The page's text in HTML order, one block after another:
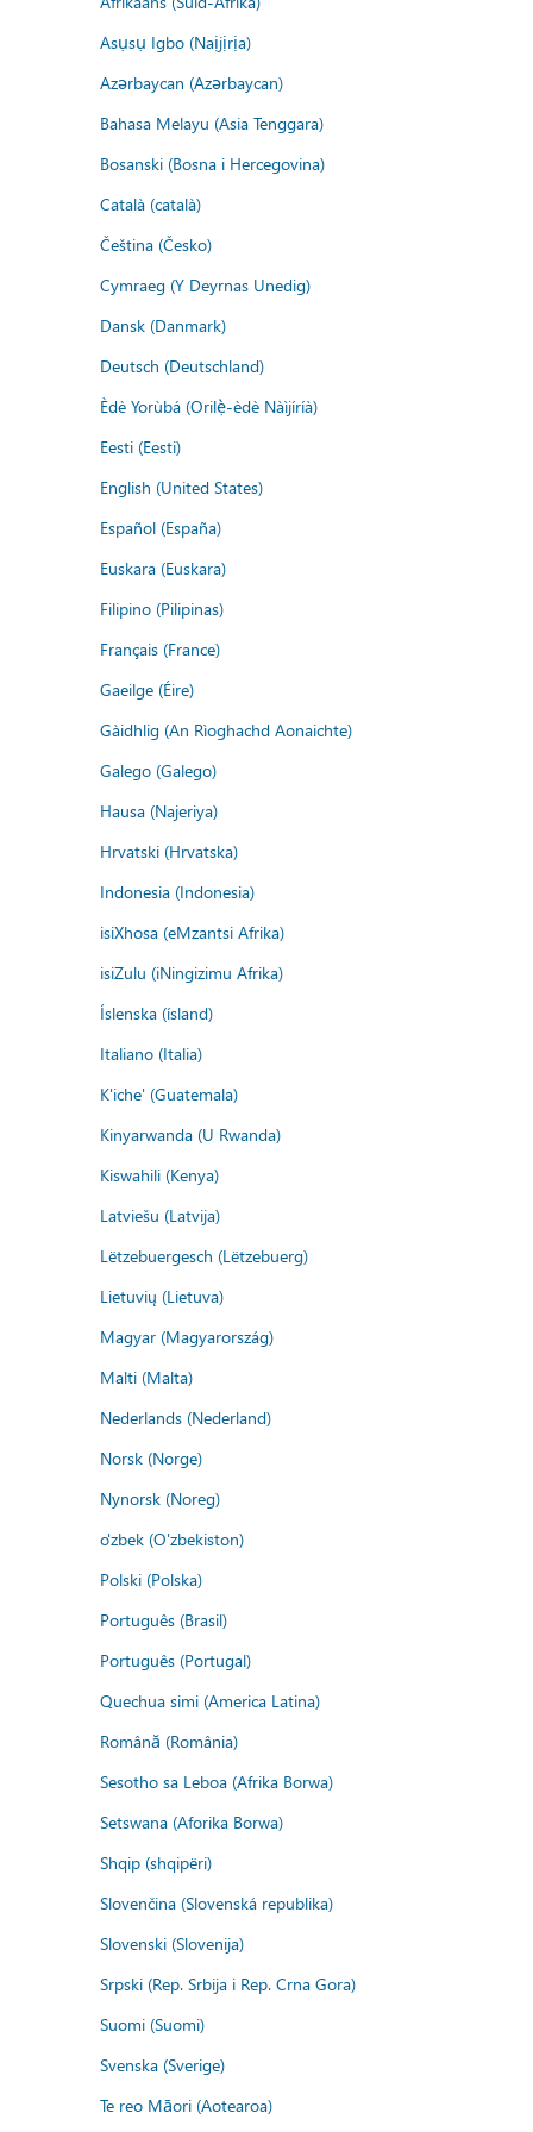
Asụsụ Igbo (Naịjịrịa)
Azərbaycan (Azərbaycan)
Bahasa Melayu (Asia Tenggara)
Bosanski (Bosna i Hercegovina)
Català (català)
Čeština (Česko)
Cymraeg (Y Deyrnas Unedig)
Dansk (Danmark)
Deutsch (Deutschland)
Èdè Yorùbá (Orilẹ̀-èdè Nàìjíríà)
Eesti (Eesti)
English (United States)
Español (España)
Euskara (Euskara)
Filipino (Pilipinas)
Français (France)
Gaeilge (Éire)
Gàidhlig (An Rìoghachd Aonaichte)
Galego (Galego)
Hausa (Najeriya)
Hrvatski (Hrvatska)
Indonesia (Indonesia)
isiXhosa (eMzantsi Afrika)
isiZulu (iNingizimu Afrika)
Íslenska (ísland)
Italiano (Italia)
K'iche' (Guatemala)
Kinyarwanda (U Rwanda)
Kiswahili (Kenya)
Latviešu (Latvija)
Lëtzebuergesch (Lëtzebuerg)
Lietuvių (Lietuva)
Magyar (Magyarország)
Malti (Malta)
Nederlands (Nederland)
Norsk (Norge)
Nynorsk (Noreg)
o'zbek (O'zbekiston)
Polski (Polska)
Português (Brasil)
Português (Portugal)
Quechua simi (America Latina)
Română (România)
Sesotho sa Leboa (Afrika Borwa)
Setswana (Aforika Borwa)
Shqip (shqipëri)
Slovenčina (Slovenská republika)
Slovenski (Slovenija)
Srpski (Rep. Srbija i Rep. Crna Gora)
Suomi (Suomi)
Svenska (Sverige)
Te reo Māori (Aotearoa)